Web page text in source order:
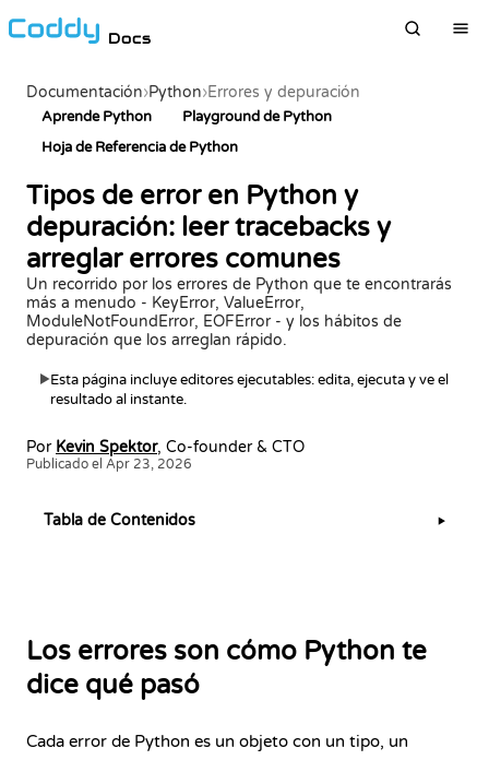
Docs
Documentación›Python›Errores y depuración
Aprende Python
Playground de Python
Hoja de Referencia de Python
Tipos de error en Python y
depuración: leer tracebacks y
arreglar errores comunes
Un recorrido por los errores de Python que te encontrarás
más a menudo - KeyError, ValueError,
ModuleNotFoundError, EOFError - y los hábitos de
depuración que los arreglan rápido.
▶Esta página incluye editores ejecutables: edita, ejecuta y ve el
resultado al instante.
Por Kevin Spektor, Co-founder & CTO
Publicado el Apr 23, 2026
Los errores son cómo Python te
dice qué pasó
Cada error de Python es un objeto con un tipo, un
Tabla de Contenidos ▶